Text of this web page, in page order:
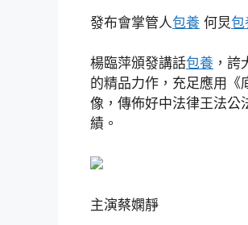
發布會掌管人包養 何炅包
楊臨萍頒發講話包養 ，誇
的精品力作，充足應用《
像，傳佈好中法律王法公
績。
主演蔡嫻靜